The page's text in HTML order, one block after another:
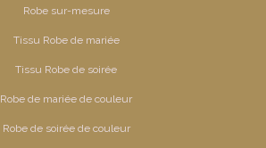
Robe sur-mesure
Tissu Robe de mariée
Tissu Robe de soirée
Robe de mariée de couleur
Robe de soirée de couleur